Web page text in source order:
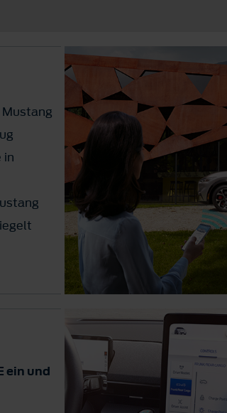
in
ein und